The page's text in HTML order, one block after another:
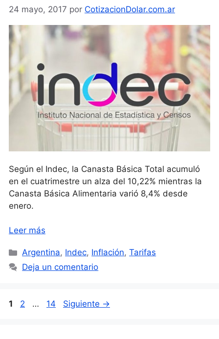
24 mayo, 2017 por CotizacionDolar.com.ar
Según el Indec, la Canasta Básica Total acumuló
en el cuatrimestre un alza del 10,22% mientras la
Canasta Básica Alimentaria varió 8,4% desde
enero.
Leer más
Categorías
Argentina, Indec, Inflación,Tarifas
Deja un comentario
Página
1 Página
2 … Página
14 Siguiente →